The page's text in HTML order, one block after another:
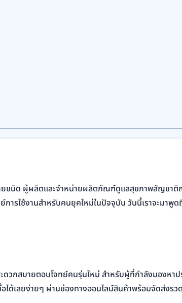
ชนิด ผู้ผลิตและจำหน่ายผลิตภัณฑ์ดูแลสุขภาพสัญชา
ารใช้งานสำหรับคนยุคใหม่ในปัจจุบัน วันนี้เราจะมาพู
ดวกสบายตอบโจทย์คนรุ่นใหม่ สำหรับผู้ที่กำลังมองห
ด้เลยง่ายๆ ผ่านช่องทางออนไลน์สินค้าพร้อมจัดส่งรว